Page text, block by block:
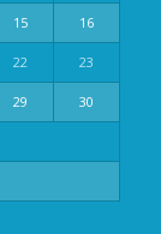
15 16
22 23
29 30